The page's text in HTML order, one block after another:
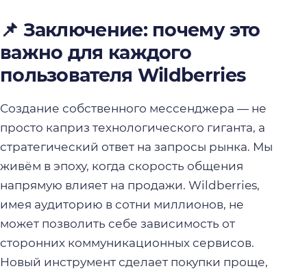
📌 Заключение: почему это
важно для каждого
пользователя Wildberries
Создание собственного мессенджера — не
просто каприз технологического гиганта, а
стратегический ответ на запросы рынка. Мы
живём в эпоху, когда скорость общения
напрямую влияет на продажи. Wildberries,
имея аудиторию в сотни миллионов, не
может позволить себе зависимость от
сторонних коммуникационных сервисов.
Новый инструмент сделает покупки проще,